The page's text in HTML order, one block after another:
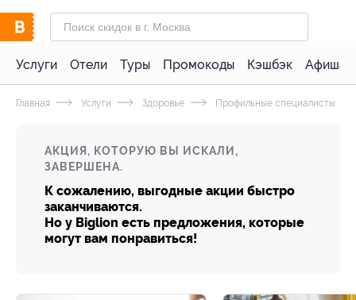
Услуги Отели Туры Промокоды Кэшбэк Афиша
Главная Услуги Здоровье Профильные специалисты
АКЦИЯ, КОТОРУЮ ВЫ ИСКАЛИ,
ЗАВЕРШЕНА.
К сожалению, выгодные акции быстро
заканчиваются.
Но у Biglion есть предложения, которые
могут вам понравиться!